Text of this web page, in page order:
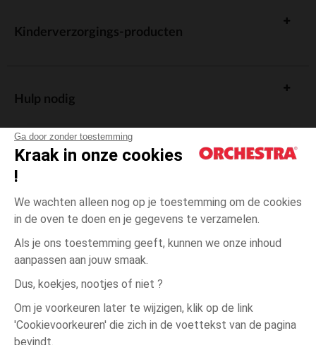
Ga door zonder toestemming
Kraak in onze cookies
!
We wachten alleen nog op je toestemming om de cookies
in de oven te doen en je gegevens te verzamelen.
Als je ons toestemming geeft, kunnen we onze inhoud
aanpassen aan jouw smaak.
Dus, koekjes, nootjes of niet ?
Om je voorkeuren later te wijzigen, klik op de link
'Cookievoorkeuren' die zich in de voettekst van de pagina
bevindt.
Beige Beige
12
Kinderverzorgings-producten
Hulp nodig
Algemene verkoopsvoorwaarden
Wettelijke bepalingen
Persoonsgegevens